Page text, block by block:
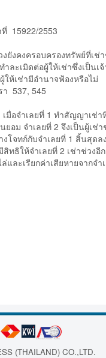
าที่ 15922/2553
งยังคงครอบครอ
ละเมิดต่อผู้ให้เช่าซึ่งเป็นเ
ห้เช่ามีอำนาจฟ้องหรือไม่
537, 545
มื่อจำเลยที่ 1 ทำสัญญาเ
ม จำเลยที่ 2 จึงเป็นผู้เช่
จทก์กับจำเลยที่ 1 สิ้นสุด
ธิให้จำเลยที่ 2 เช่าช่วง
ะเรียกค่าเสียหายจากจ
(THAILAND) CO.,LTD.